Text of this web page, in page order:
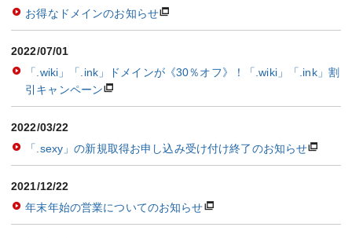
お得なドメインのお知らせ
2022/07/01
「.wiki」「.ink」ドメインが《30％オフ》！「.wiki」「.ink」割
引キャンペーン
2022/03/22
「.sexy」の新規取得お申し込み受け付け終了のお知らせ
2021/12/22
年末年始の営業についてのお知らせ